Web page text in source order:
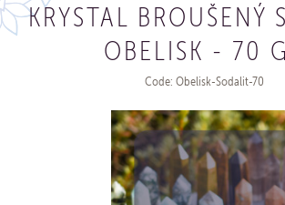
KRYSTAL BROUŠENÝ
OBELISK - 70
Code: Obelisk-Sodalit-70